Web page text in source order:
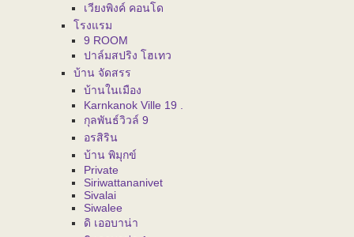
เวียงพิงค์ คอนโด
โรงแรม
9 ROOM
ปาล์มสปริง โฮเทว
บ้าน จัดสรร
บ้านในเมือง
Karnkanok Ville 19 .
กุลพันธ์วิวล์ 9
อรสิริน
บ้าน พิมุกข์
Private
Siriwattananivet
Sivalai
Siwalee
ดิ เออบาน่า